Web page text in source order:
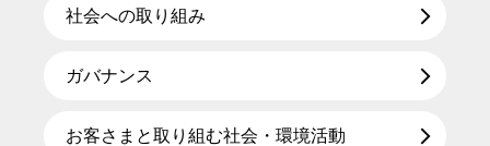
社会への取り組み
ガバナンス
お客さまと取り組む社会・環境活動